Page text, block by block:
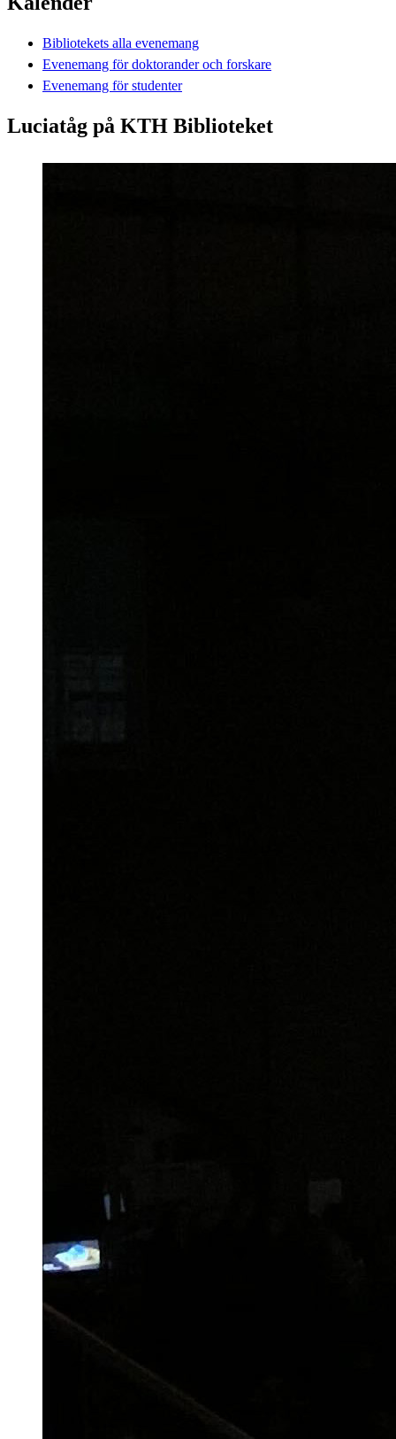
Bibliotekets alla evenemang
Evenemang för doktorander och forskare
Evenemang för studenter
Luciatåg på KTH Biblioteket